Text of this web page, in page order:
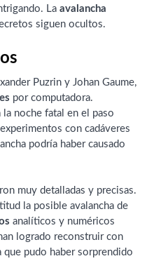
La avalancha
siguen ocultos.
Puzrin y Johan Gaume,
por computadora.
la noche fatal en el paso
con cadáveres
podría haber causado
muy detalladas y precisas.
la posible avalancha de
analíticos y numéricos
logrado reconstruir con
que pudo haber sorprendido